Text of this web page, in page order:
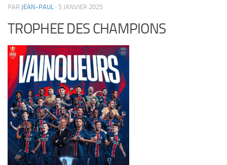
PAR JEAN-PAUL · 5 JANVIER 2025
TROPHEE DES CHAMPIONS